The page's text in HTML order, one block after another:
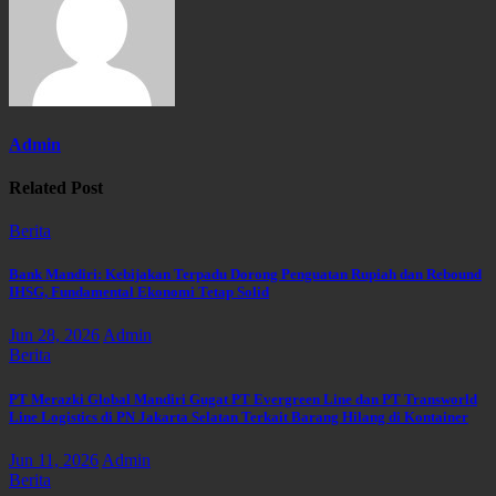
Admin
Related Post
Berita
Bank Mandiri: Kebijakan Terpadu Dorong Penguatan Rupiah dan Rebound
IHSG, Fundamental Ekonomi Tetap Solid
Jun 28, 2026Admin
Berita
PT Merazki Global Mandiri Gugat PT Evergreen Line dan PT Transworld
Line Logistics di PN Jakarta Selatan Terkait Barang Hilang di Kontainer
Jun 11, 2026 Admin
Berita